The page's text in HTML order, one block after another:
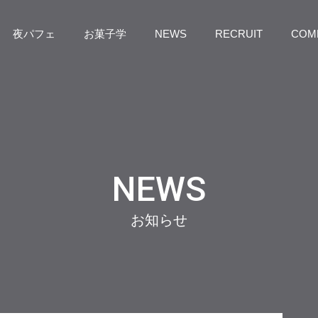
夜パフェ お菓子学 NEWS RECRUIT
NEWS
お知らせ